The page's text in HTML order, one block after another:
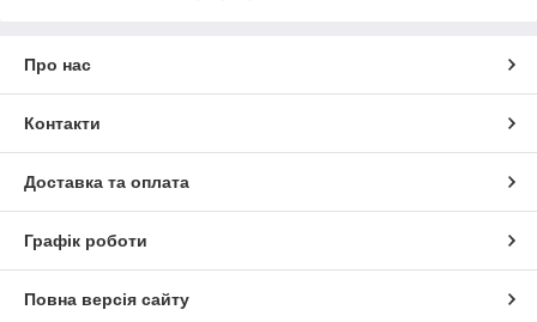
Про нас
Контакти
Доставка та оплата
Графік роботи
Повна версія сайту